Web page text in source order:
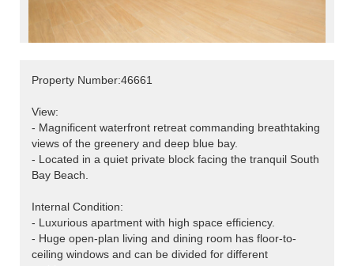
Property Number:46661
View:
- Magnificent waterfront retreat commanding breathtaking
views of the greenery and deep blue bay.
- Located in a quiet private block facing the tranquil South
Bay Beach.
Internal Condition:
- Luxurious apartment with high space efficiency.
- Huge open-plan living and dining room has floor-to-
ceiling windows and can be divided for different